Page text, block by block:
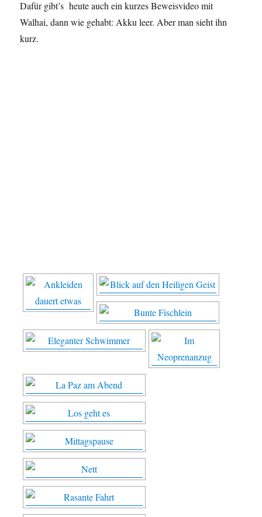
Dafür gibt’s heute auch ein kurzes Beweisvideo mit
Walhai, dann wie gehabt: Akku leer. Aber man sieht ihn
kurz.